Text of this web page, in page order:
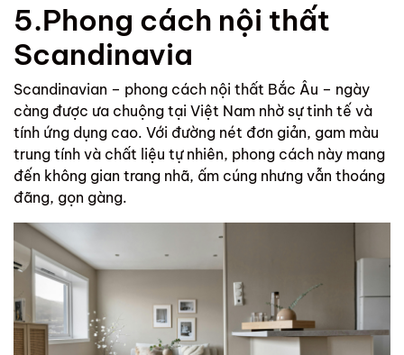
5.Phong cách nội thất
Scandinavia
Scandinavian – phong cách nội thất Bắc Âu – ngày
càng được ưa chuộng tại Việt Nam nhờ sự tinh tế và
tính ứng dụng cao. Với đường nét đơn giản, gam màu
trung tính và chất liệu tự nhiên, phong cách này mang
đến không gian trang nhã, ấm cúng nhưng vẫn thoáng
đãng, gọn gàng.